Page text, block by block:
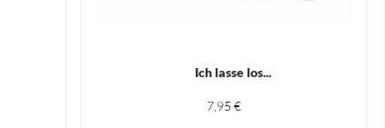
Ich lasse los...
7,95 €